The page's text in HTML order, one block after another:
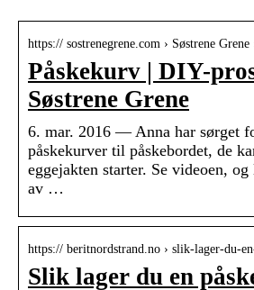
https:// sostrenegrene.com › Søstrene
Påskekurv | DIY-
Søstrene Grene
6. mar. 2016 — Anna har sørget
påskekurver til påskebordet, de
eggejakten starter. Se videoen,
av …
https:// beritnordstrand.no › slik-lager-du-
Slik lager du en